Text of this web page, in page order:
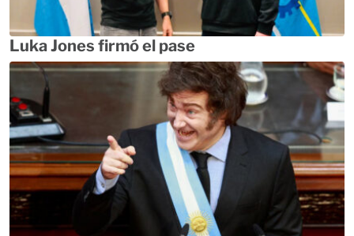
Luka Jones firmó el pase